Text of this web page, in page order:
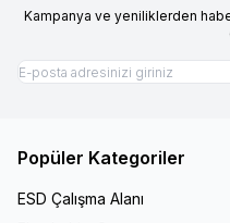
Kampanya ve yeniliklerden
Popüler Kategoriler
ESD Çalışma Alanı